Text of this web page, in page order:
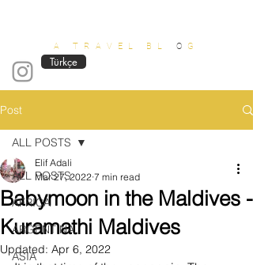
A TRAVEL BL O G
Türkçe
Post
ALL POSTS
AFRICA
ARGENTINA
ASIA
ALL POSTS
Babymoon in the Maldives -
Kuramathi Maldives
Elif Adali
Mar 27, 2022 7 min read
Updated: Apr 6, 2022